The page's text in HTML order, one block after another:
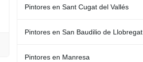
Pintores en Sant Cugat del Vallés
Pintores en San Baudilio de Llobregat
Pintores en Manresa